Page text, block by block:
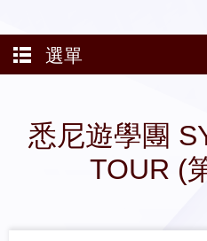
選單
悉尼遊學團
TOUR (